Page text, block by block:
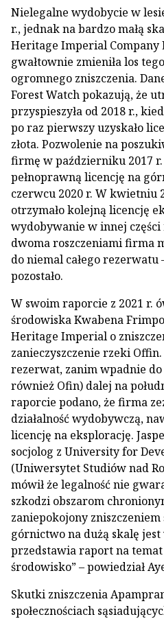
Nielegalne wydobycie w
r., jednak na bardzo małą
Heritage Imperial Company
gwałtownie zmieniła los
ogromnego zniszczenia.
Forest Watch pokazują, że
przyspieszyła od 2018 r.,
po raz pierwszy uzyskało
złota. Pozwolenie na
firmę w październiku 2017 r.
pełnoprawną licencję na
czerwcu 2020 r. W kwietniu
otrzymało kolejną licencję
wydobywanie w innej
dwoma roszczeniami firma
do niemal całego rezerwatu
pozostało.
W swoim raporcie z 2021 r.
środowiska Kwabena
Heritage Imperial o
zanieczyszczenie rzeki
rezerwat, zanim wpadnie
również Ofin) dalej na
raporcie podano, że firma
działalność wydobywczą,
licencję na eksplorację.
socjolog z University for
(Uniwersytet Studiów nad
mówił że legalność nie
szkodzi obszarom
zaniepokojony
górnictwo na dużą skalę
przedstawia raport na
środowisko” – powiedział
Skutki zniszczenia
społecznościach